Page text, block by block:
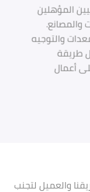
المؤهلين
والمصانع.
والتوجيه
طريقة
أعمال
والعميل لتجنب